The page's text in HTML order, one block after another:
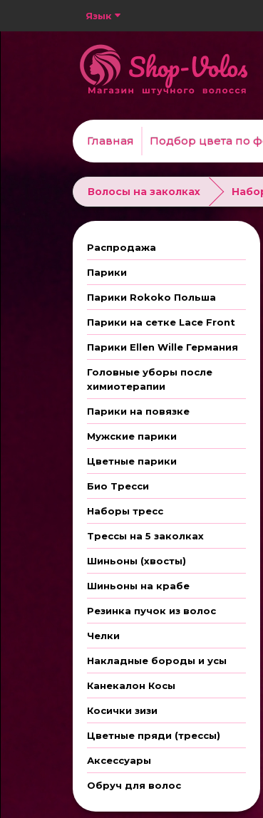
Язык
Главная Подбор цвета по
Волосы на заколках
Распродажа
Парики
Парики Rokoko Польша
Парики на сетке Lace Front
Парики Ellen Wille Германия
Головные уборы после
химиотерапии
Парики на повязке
Мужские парики
Цветные парики
Био Тресси
Наборы тресс
Трессы на 5 заколках
Шиньоны (хвосты)
Шиньоны на крабе
Резинка пучок из волос
Челки
Накладные бороды и усы
Канекалон Косы
Косички зизи
Цветные пряди (трессы)
Аксессуары
Обруч для волос